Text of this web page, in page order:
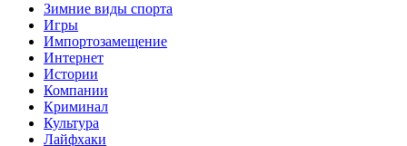
Зимние виды спорта
Игры
Импортозамещение
Интернет
Истории
Компании
Криминал
Культура
Лайфхаки